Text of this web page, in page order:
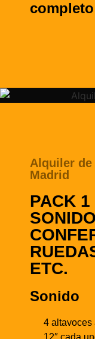
Alquiler de
Madrid
PACK 1
ETC.
Sonido
4 altavoces